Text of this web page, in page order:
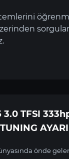
TFSI
AYARI
önde